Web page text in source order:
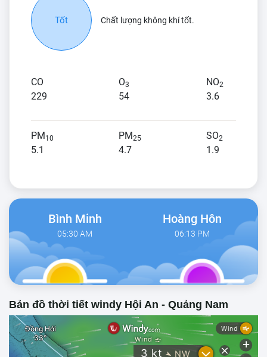
Tốt Chất lượng không khí tốt.
CO
229
O3
54
NO2
3.6
PM10
5.1
PM25
4.7
SO2
1.9
Bình Minh
05:30 AM
Hoàng Hôn
06:13 PM
Bản đồ thời tiết windy Hội An - Quảng Nam